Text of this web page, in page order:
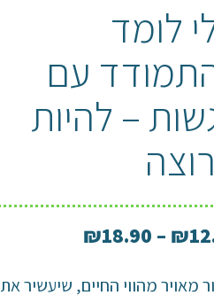
לומד
עם
– להיות
₪
–
₪18.90
מאויר מהווי החיים, שיעשיר את